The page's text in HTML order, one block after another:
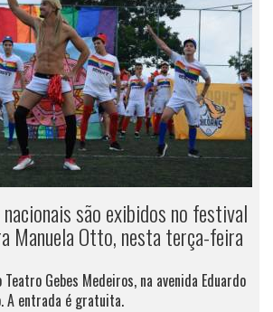
são exibidos no festival
Manuela Otto, nesta terça-feira
Teatro Gebes Medeiros, na avenida Eduardo
A entrada é gratuita.